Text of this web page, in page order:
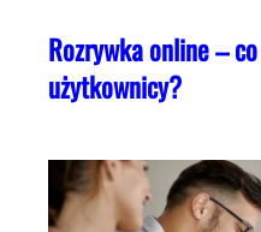
Rozrywka online –
użytkownicy?